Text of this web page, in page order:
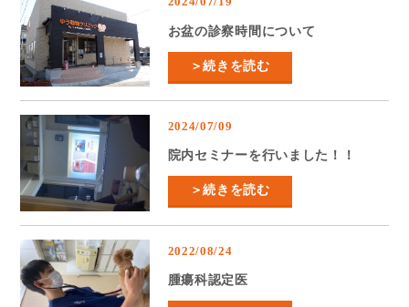
お盆の診察時間について
＞続きを読む
2024/07/09
院内セミナーを行いました！！
＞続きを読む
2022/08/24
腫瘍科認定医